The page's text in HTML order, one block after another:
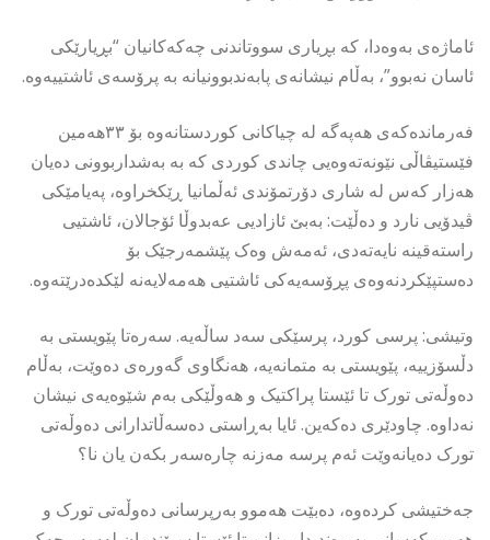
ئاماژەی بەوەدا، کە بڕیاری سووتاندنی چەکەکانیان “بڕیارێکی
ئاسان نەبوو”، بەڵام نیشانەی پابەندبوونیانە بە پرۆسەی ئاشتییەوە.
فەرماندەكەی هەپەگە لە چیاکانی کوردستانەوە بۆ ٣٣هەمین
فێستیڤاڵی نێونەتەوەیی چاندی کوردی کە بە بەشداربوونی دەیان
هەزار کەس لە شاری دۆرتمۆندی ئەڵمانیا ڕێکخراوە، پەیامێکی
ڤیدۆیی نارد و دەڵێت: بەبێ ئازادیی عەبدوڵا ئۆجالان، ئاشتیی
راستەقینە نایەتەدی، ئەمەش وەک پێشمەرجێک بۆ
دەستپێکردنەوەی پڕۆسەیەکی ئاشتیی هەمەلایەنە لێکدەدرێتەوە.
وتیشی: پرسی کورد، پرسێکی سەد ساڵەیە. سەرەتا پێویستی بە
دڵسۆزییە، پێویستی بە متمانەیە، هەنگاوی گەورەی دەوێت، بەڵام
دەوڵەتی تورک تا ئێستا پراکتیک و هەوڵێکی بەم شێوەیەی نیشان
نەداوە. چاودێری دەکەین. ئایا بەڕاستی دەسەڵاتدارانی دەوڵەتی
تورک دەیانەوێت ئەم پرسە مەزنە چارەسەر بکەن یان نا؟
جەختیشی كردەوە، دەبێت هەموو بەرپرسانی دەوڵەتی تورک و